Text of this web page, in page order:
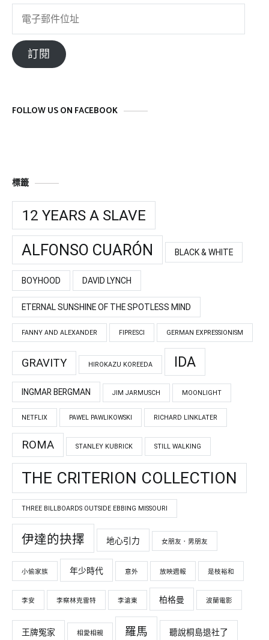
郵
件
訂閱
FOLLOW US ON FACEBOOK
標籤
12 YEARS A SLAVE
ALFONSO CUARÓN BLACK & WHITE
BOYHOOD DAVID LYNCH
ETERNAL SUNSHINE OF THE SPOTLESS MIND
FANNY AND ALEXANDER FIPRESCI GERMAN EXPRESSIONISM
GRAVITY HIROKAZU KOREEDA IDA
INGMAR BERGMAN JIM JARMUSCH MOONLIGHT
NETFLIX PAWEL PAWLIKOWSKI RICHARD LINKLATER
ROMA STANLEY KUBRICK STILL WALKING
THE CRITERION COLLECTION
THREE BILLBOARDS OUTSIDE EBBING MISSOURI
伊達的抉擇 地心引力 女朋友．男朋友
小偷家族 年少時代 意外 放映週報 是枝裕和
李安 李察林克雷特 李滄東 柏格曼 波蘭電影
王牌冤家 相愛相親 羅馬 聽說桐島退社了